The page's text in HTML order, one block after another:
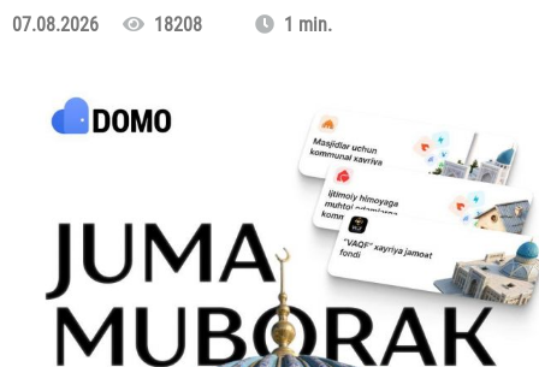
07.08.2026 18208 1 min.